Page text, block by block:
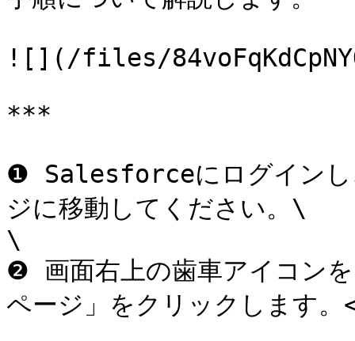
![](/files/
***
❶ Salesforceにログインし
ジに移動してください。\
\
❷ 画面右上の歯車アイコン
ページ」をクリックします